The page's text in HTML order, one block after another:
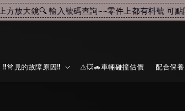
放大鏡🔍 輸入號碼查詢~~零件上都有料號 可點
‼️常見的故障原因‼️ ⚠️💥🚗車輛碰撞估價 配合保